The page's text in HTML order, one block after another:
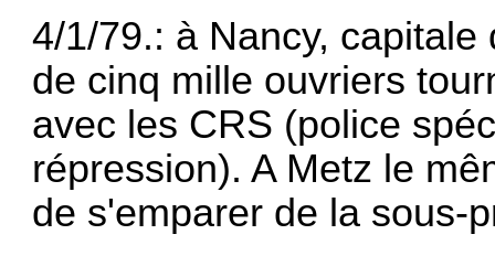
4/1/79.: à Nancy,
de cinq mille ouvriers
avec les CRS (police
répression). A Metz le
de s'emparer de la sous-